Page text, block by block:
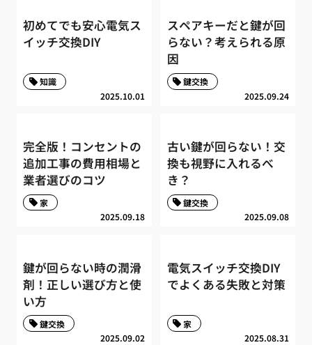
初めてでも安心電気ス
イッチ交換DIY
2025.10.01
知識
スペアキーだと鍵が回
らない？考えられる原
因
2025.09.24
鍵交換
完全版！コンセントの
追加工事の費用相場と
業者選びのコツ
2025.09.18
家
古い鍵が回らない！交
換も視野に入れるべ
き？
2025.09.08
鍵交換
鍵が回らない時の潤滑
剤！正しい選び方と使
い方
2025.09.02
鍵交換
電気スイッチ交換DIY
でよくある失敗と対策
2025.08.31
家